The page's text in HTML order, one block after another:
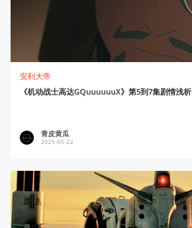
安利大帝
《机动战士高达GQuuuuuuX》第5到7集剧情浅析
青皮黄瓜
2025-05-22